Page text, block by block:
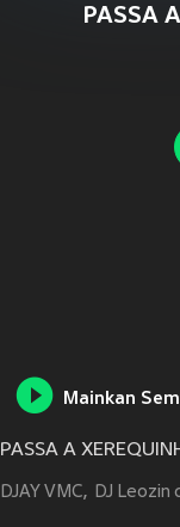
PASSA
Mainkan
PASSA A
DJAY VMC DJ Leozin